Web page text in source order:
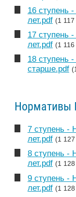
16 ступень
лет.pdf (1
17 ступень
лет.pdf (1
18 ступень
старше.pdf
Нормативы
7 ступень -
лет.pdf (1
8 ступень -
лет.pdf (1
9 ступень -
лет.pdf (1